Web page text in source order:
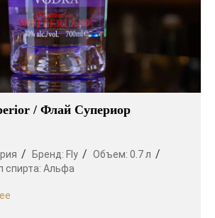
/ Флай Супериор
Бренд: Fly Объем: 0.7 л
спирта: Альфа